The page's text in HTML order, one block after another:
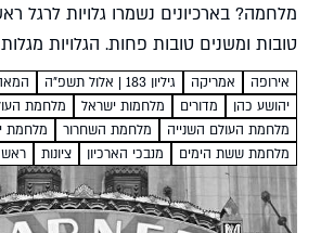
מלחמה? בארכיונים נשמרו גלויות לרגל
טובות ומשנים טובות פחות. הגלויות
שימשה חומר לתקווה נילי לשם יהושע
אירופה אמריקה גיליון 183 | אלול תשפ”ה
יהושע כהן
מדורים מלחמות ישראל
מלחמת
מלחמת העולם השנייה
מלחמת השחרור
מלחמת
מלחמת ששת הימים
מנבכי הארכיון ציונות